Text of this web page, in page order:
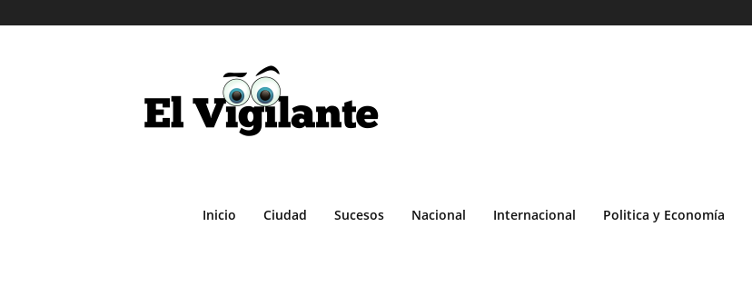
Inicio Ciudad Sucesos Nacional Internacional Politica y Economía